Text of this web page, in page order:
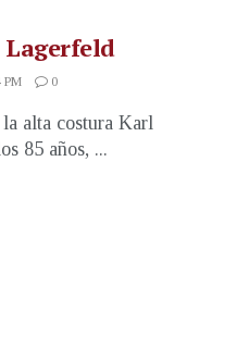
PM 0
alta costura Karl
85 años, ...